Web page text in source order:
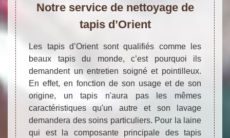
Notre service de nettoyage de
tapis d’Orient
Les tapis d’Orient sont qualifiés comme les
beaux tapis du monde, c’est pourquoi ils
demandent un entretien soigné et pointilleux.
En effet, en fonction de son usage et de son
origine, un tapis n'aura pas les mêmes
caractéristiques qu'un autre et son lavage
demandera des soins particuliers. Pour la laine
qui est la composante principale des tapis